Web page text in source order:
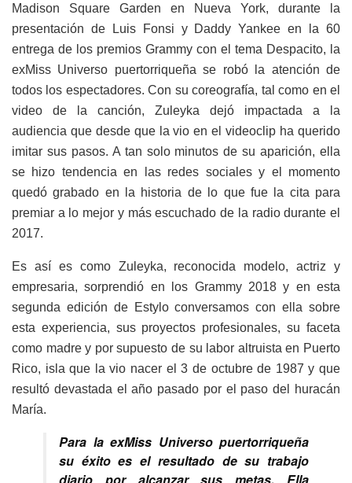
Madison Square Garden en Nueva York, durante la
presentación de Luis Fonsi y Daddy Yankee en la 60
entrega de los premios Grammy con el tema Despacito, la
exMiss Universo puertorriqueña se robó la atención de
todos los espectadores. Con su coreografía, tal como en el
video de la canción, Zuleyka dejó impactada a la
audiencia que desde que la vio en el videoclip ha querido
imitar sus pasos. A tan solo minutos de su aparición, ella
se hizo tendencia en las redes sociales y el momento
quedó grabado en la historia de lo que fue la cita para
premiar a lo mejor y más escuchado de la radio durante el
2017.
Es así es como Zuleyka, reconocida modelo, actriz y
empresaria, sorprendió en los Grammy 2018 y en esta
segunda edición de Estylo conversamos con ella sobre
esta experiencia, sus proyectos profesionales, su faceta
como madre y por supuesto de su labor altruista en Puerto
Rico, isla que la vio nacer el 3 de octubre de 1987 y que
resultó devastada el año pasado por el paso del huracán
María.
Para la exMiss Universo puertorriqueña
su éxito es el resultado de su trabajo